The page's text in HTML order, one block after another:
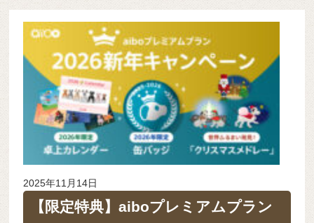
2025年11月14日
【限定特典】aiboプレミアムプラン